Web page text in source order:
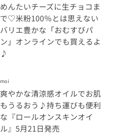
めんたいチーズに生チョコま
で♡米粉100％とは思えない
バリエ豊かな「おむすびパ
ン」オンラインでも買えるよ
♪
moi
爽やかな清涼感オイルでお肌
もうるおう♪持ち運びも便利
な『ロールオンスキンオイ
ル』5月21日発売